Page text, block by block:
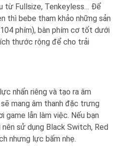
từ Fullsize, Tenkeyless… Để
thì bebe tham khảo những sản
phím), bàn phím cơ tốt dưới
thước rộng để cho trải
nhấn riêng và tạo ra âm
mang âm thanh đặc trưng
game lẫn làm việc. Nếu bạn
sử dụng Black Switch, Red
nhưng lực bấm nhẹ.